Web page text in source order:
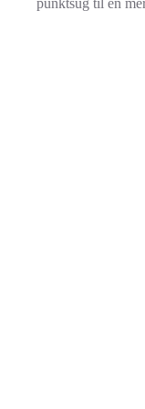
punktsug til en